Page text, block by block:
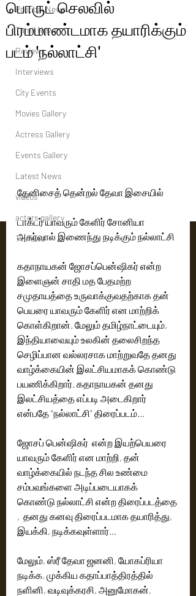
Political News
Tamil News
Reviews
Interviews
City Events
Movies Gallery
Actress Gallery
Events Gallery
Latest News
videos
actors gallery
Tv news
பொருட் செலவில்
பிரம்மாண்டமாக தயாரிக்கும்
படம் 'நல்லாட்சி'
தேனிசைத் தென்றல் தேவா இசையில்
டாக்டர் யாவரும் கேளிர் சோனியா
அகர்வால் இணைந்து நடிக்கும் நல்லாட்சி
கதாநாயகன் ஜோசப்பென்ஷிகர் என்ற
இளைஞன் சாதி மத பேதமற்ற
சமுதாயத்தை உருவாக்குவதற்காக தன்
பெயரை யாவரும் கேளிர் என மாற்றிக்
கொள்கிறான். மேலும் தமிழ்நாட்டையும்,
இந்தியாவையும் உலகின் தலைசிறந்த
செழிப்பான வல்லரசாக மாற்றுவதே தனது
வாழ்க்கையின் இலட்சியமாகக் கொண்டு
பயணிக்கிறார். கதாநாயகன் தனது
இலட்சியத்தை எப்படி அடைகிறார்
என்பதே “நல்லாட்சி” திரைப்படம்...
ஜோசப் பென்ஷிகர்  என்ற இயற்பெயரை
யாவரும் கேளிர் என மாற்றி, தன்
வாழ்க்கையில் நடந்த சில உண்மை
சம்பவங்களை அடிப்படையாகக்
கொண்டு நல்லாட்சி என்ற திரைப்படத்தை
,  தனது கனவு திரைப்படமாக தயாரித்து,
இயக்கி, நடிக்கவுள்ளார்...
மேலும், ஸ்ரீ தேவா ஜனனி, யோகப்ரியா
நடிக்க, முக்கிய கதாப்பாத்திரத்தில்
நளினி, வடிவுக்கரசி, அனுமோகன்,